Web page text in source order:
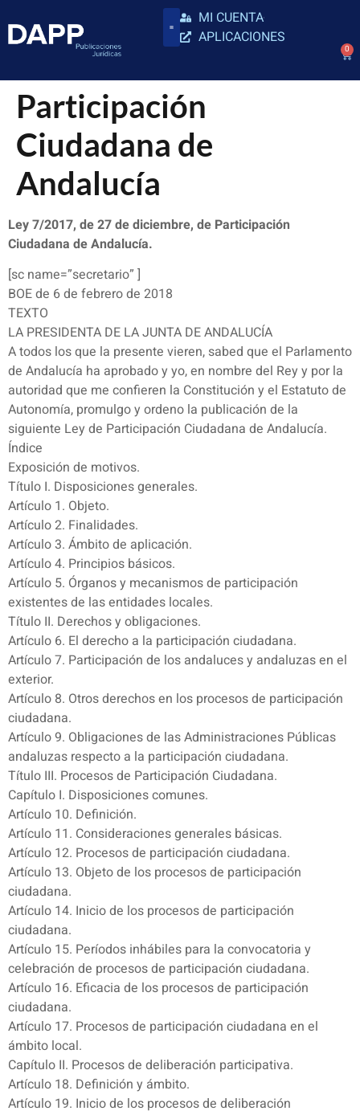
MI CUENTA
APLICACIONES
0
Participación
Ciudadana de
Andalucía
Ley 7/2017, de 27 de diciembre, de Participación
Ciudadana de Andalucía.
[sc name=”secretario” ]
BOE de 6 de febrero de 2018
TEXTO
LA PRESIDENTA DE LA JUNTA DE ANDALUCÍA
A todos los que la presente vieren, sabed que el Parlamento
de Andalucía ha aprobado y yo, en nombre del Rey y por la
autoridad que me confieren la Constitución y el Estatuto de
Autonomía, promulgo y ordeno la publicación de la
siguiente Ley de Participación Ciudadana de Andalucía.
Índice
Exposición de motivos.
Título I. Disposiciones generales.
Artículo 1. Objeto.
Artículo 2. Finalidades.
Artículo 3. Ámbito de aplicación.
Artículo 4. Principios básicos.
Artículo 5. Órganos y mecanismos de participación
existentes de las entidades locales.
Título II. Derechos y obligaciones.
Artículo 6. El derecho a la participación ciudadana.
Artículo 7. Participación de los andaluces y andaluzas en el
exterior.
Artículo 8. Otros derechos en los procesos de participación
ciudadana.
Artículo 9. Obligaciones de las Administraciones Públicas
andaluzas respecto a la participación ciudadana.
Título III. Procesos de Participación Ciudadana.
Capítulo I. Disposiciones comunes.
Artículo 10. Definición.
Artículo 11. Consideraciones generales básicas.
Artículo 12. Procesos de participación ciudadana.
Artículo 13. Objeto de los procesos de participación
ciudadana.
Artículo 14. Inicio de los procesos de participación
ciudadana.
Artículo 15. Períodos inhábiles para la convocatoria y
celebración de procesos de participación ciudadana.
Artículo 16. Eficacia de los procesos de participación
ciudadana.
Artículo 17. Procesos de participación ciudadana en el
ámbito local.
Capítulo II. Procesos de deliberación participativa.
Artículo 18. Definición y ámbito.
Artículo 19. Inicio de los procesos de deliberación